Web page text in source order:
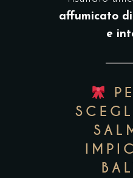
affumicato
e